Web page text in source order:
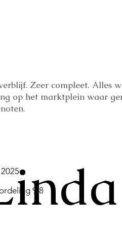
Zeer compleet. Alles
op het marktplein waar
9,8